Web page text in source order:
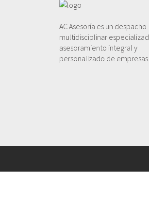
AC Asesoría es un despacho
multidisciplinar
asesoramiento integral y
personalizado de empresas.